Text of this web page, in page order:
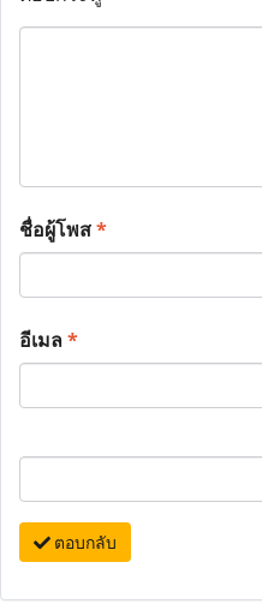
ชื่อผู้โพส*
อีเมล*
ตอบกลับ